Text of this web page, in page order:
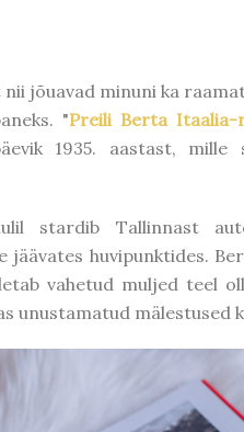
jõuavad minuni ka
"Preili Berta Itaalia-
1935. aastast, mille
stardib Tallinnast
jäävates huvipunktides.
vahetud muljed teel
unustamatud mälestused